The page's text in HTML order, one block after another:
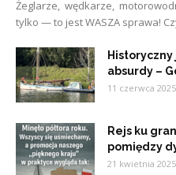
Żeglarze, wędkarze,
tylko — to jest WASZA sprawa!
absurdy –
11 czerwca 2025
Rejs ku
pomiędzy
21 kwietnia 2025